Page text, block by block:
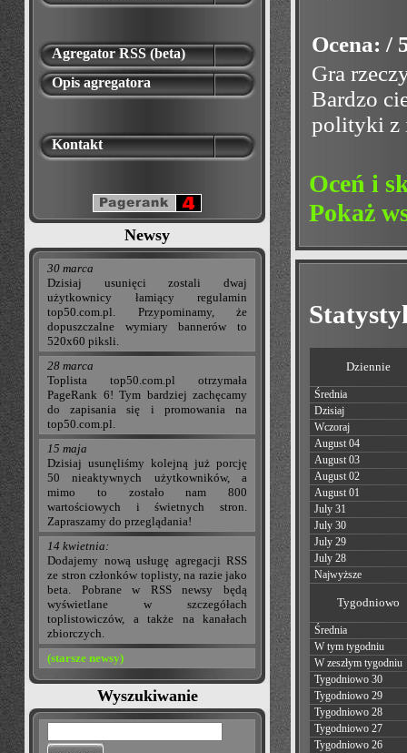
Agregator RSS (beta)
Opis agregatora
Kontakt
Newsy
30 marca
Dzisiaj usunięci zostali dwaj
użytkownicy łamiący regulamin
top50.com.pl. Przypominamy, że
dopuszczalne wymiary bannerów to
520x60 piksli.
28 marca
Toplista top50.com.pl otrzymała
PageRank 6! Tym bardziej zachęcamy
do zapisania się i promowania na
top50.com.pl.
15 maja
Dzisiaj usunęliśmy kolejną już porcję
50 nieaktywnych użytkowników, a
mimo to zostało nam 800
wartościowych i świetnych stron.
Zapraszamy do przeglądania!
14 kwietnia:
Dodajemy nową usługę agregacji RSS
ze stron członków toplisty, na razie jako
beta. Pobrane w RSS newsy będą
wyświetlane w szczegółach
toplistowiczów, a także na kanałach
zbiorczych.
(starsze newsy)
Wyszukiwanie
Ocena: /
Gra
Bardzo
polityki z
Oceń i
Pokaż
Dziennie
Średnia
Dzisiaj
Wczoraj
August 04
August 03
August 02
August 01
July 31
July 30
July 29
July 28
Najwyższe
Tygodniowo
Średnia
W tym tygodniu
W zeszłym tygodniu
Tygodniowo 30
Tygodniowo 29
Tygodniowo 28
Tygodniowo 27
Tygodniowo 26